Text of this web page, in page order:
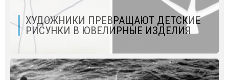
ХУДОЖНИКИ ПРЕВРАЩАЮТ ДЕТСКИЕ
РИСУНКИ В ЮВЕЛИРНЫЕ ИЗДЕЛИЯ